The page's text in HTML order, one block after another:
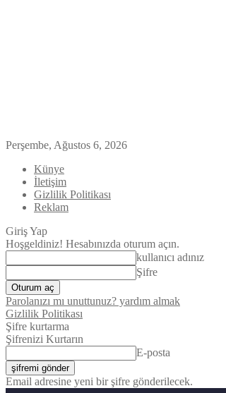
Perşembe, Ağustos 6, 2026
Künye
İletişim
Gizlilik Politikası
Reklam
Giriş Yap
Hoşgeldiniz! Hesabınızda oturum açın.
kullanıcı adınız
Şifre
Parolanızı mı unuttunuz? yardım almak
Gizlilik Politikası
Şifre kurtarma
Şifrenizi Kurtarın
E-posta
Email adresine yeni bir şifre gönderilecek.